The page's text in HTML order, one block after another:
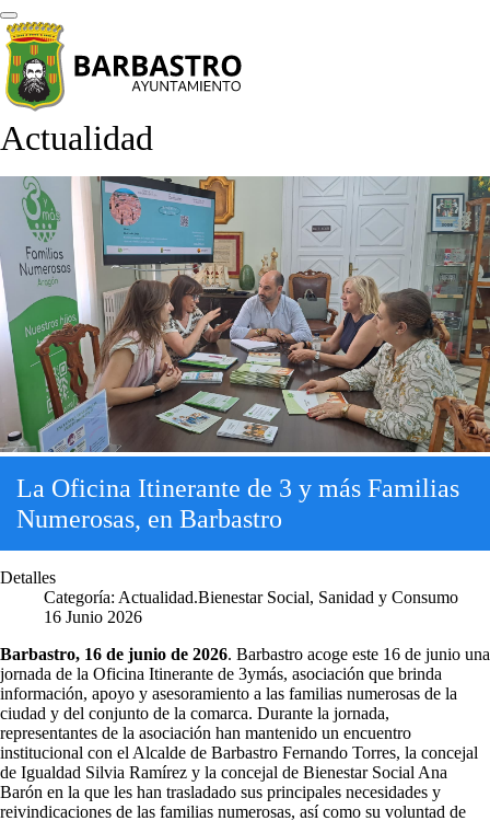
Actualidad
La Oficina Itinerante de 3 y más Familias
Numerosas, en Barbastro
Detalles
Categoría: Actualidad.Bienestar Social, Sanidad y Consumo
16 Junio 2026
Barbastro, 16 de junio de 2026. Barbastro acoge este 16 de junio una
jornada de la Oficina Itinerante de 3ymás, asociación que brinda
información, apoyo y asesoramiento a las familias numerosas de la
ciudad y del conjunto de la comarca. Durante la jornada,
representantes de la asociación han mantenido un encuentro
institucional con el Alcalde de Barbastro Fernando Torres, la concejal
de Igualdad Silvia Ramírez y la concejal de Bienestar Social Ana
Barón en la que les han trasladado sus principales necesidades y
reivindicaciones de las familias numerosas, así como su voluntad de